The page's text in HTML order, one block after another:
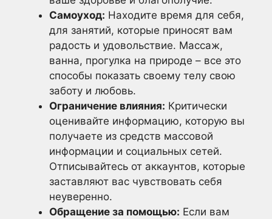
Самоуход: Находите время для себя,
для занятий, которые приносят вам
радость и удовольствие. Массаж,
ванна, прогулка на природе – все это
способы показать своему телу свою
заботу и любовь.
Ограничение влияния: Критически
оценивайте информацию, которую вы
получаете из средств массовой
информации и социальных сетей.
Отписывайтесь от аккаунтов, которые
заставляют вас чувствовать себя
неуверенно.
Обращение за помощью: Если вам